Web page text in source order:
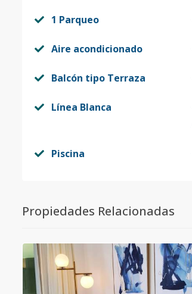
1 Parqueo
Aire acondicionado
Balcón tipo Terraza
Línea Blanca
Piscina
Propiedades Relacionadas